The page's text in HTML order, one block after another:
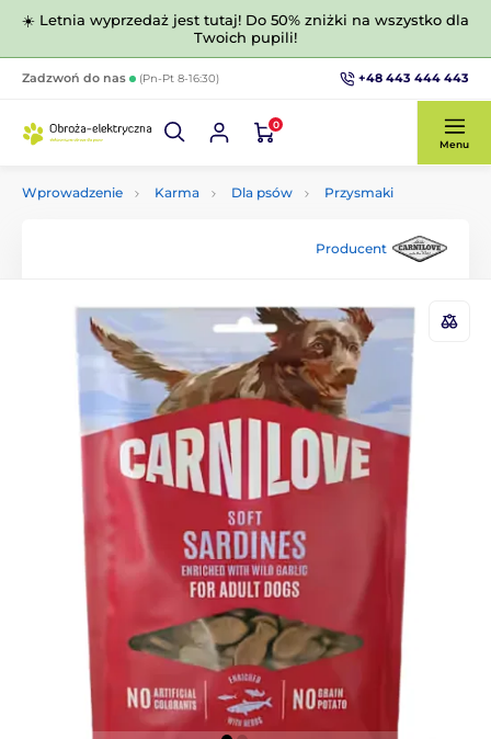
☀️ Letnia wyprzedaż jest tutaj! Do 50% zniżki na wszystko dla
Twoich pupili!
Zadzwoń do nas (Pn-Pt 8-16:30) +48 443 444 443
0
Menu
Wprowadzenie Karma Dla psów Przysmaki
Producent